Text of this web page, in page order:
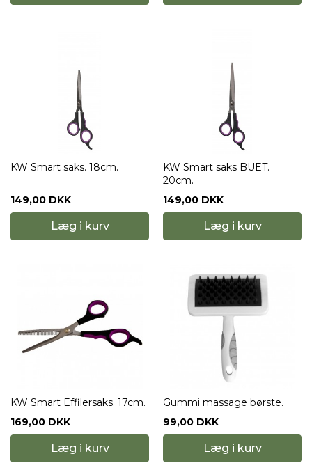
KW Smart saks. 18cm.
149,00 DKK
Læg i kurv
KW Smart saks BUET.
20cm.
149,00 DKK
Læg i kurv
KW Smart Effilersaks. 17cm.
169,00 DKK
Læg i kurv
Gummi massage børste.
99,00 DKK
Læg i kurv